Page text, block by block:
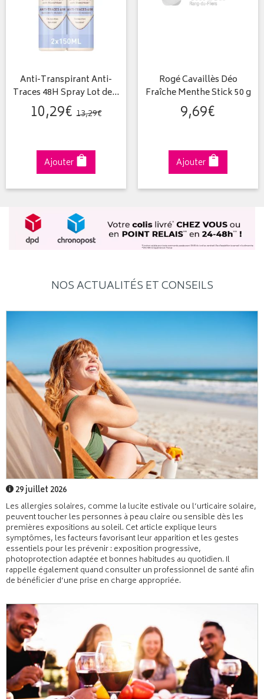
Anti-Transpirant Anti-
Traces 48H Spray Lot de…
10,29€ 13,29€
Ajouter
Rogé Cavaillès Déo
Fraîche Menthe Stick 50 g
9,69€
Ajouter
NOS ACTUALITÉS ET CONSEILS
29 juillet 2026
Les allergies solaires, comme la lucite estivale ou l’urticaire solaire,
peuvent toucher les personnes à peau claire ou sensible dès les
premières expositions au soleil. Cet article explique leurs
symptômes, les facteurs favorisant leur apparition et les gestes
essentiels pour les prévenir : exposition progressive,
photoprotection adaptée et bonnes habitudes au quotidien. Il
rappelle également quand consulter un professionnel de santé afin
de bénéficier d’une prise en charge appropriée.